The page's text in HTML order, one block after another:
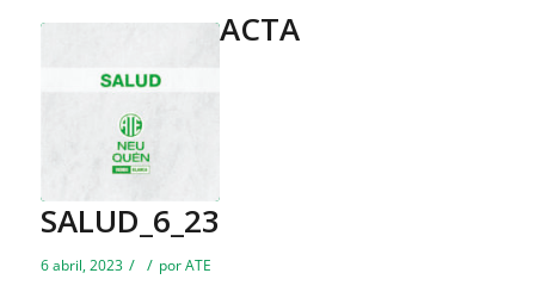
ACTA
SALUD_6_23
6 abril, 2023 / / porATE